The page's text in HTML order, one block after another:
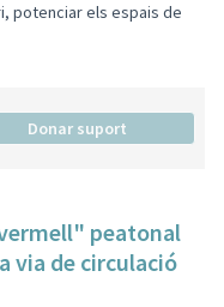
potenciar els espais de
Donar suport
peatonal
via de circulació